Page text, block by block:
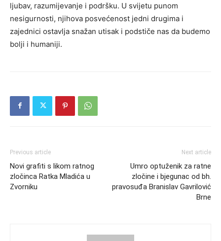
ljubav, razumijevanje i podršku. U svijetu punom
nesigurnosti, njihova posvećenost jedni drugima i
zajednici ostavlja snažan utisak i podstiče nas da budemo
bolji i humaniji.
Previous article
Novi grafiti s likom ratnog
zločinca Ratka Mladića u
Zvorniku
Next article
Umro optuženik za ratne
zločine i bjegunac od bh.
pravosuđa Branislav Gavrilović
Brne